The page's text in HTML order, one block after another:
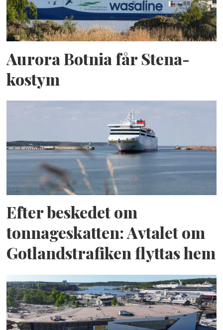
Aurora Botnia får Stena-
kostym
Efter beskedet om
tonnageskatten: Avtalet om
Gotlandstrafiken flyttas hem